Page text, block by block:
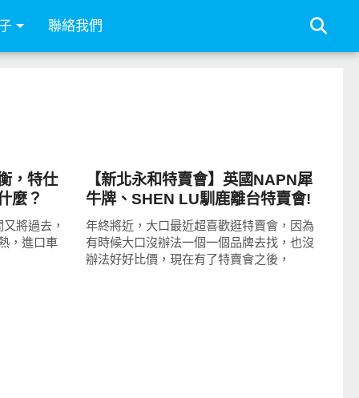
聯絡我們
，特仕
麼？
將過去，
，進口車
【新北永和特賣會】英國NAPN犀
牛牌、SHEN LU馴鹿離台特賣會!
MIT運動棉襪四雙98元!必敗的機能
外套下殺886元! 美式POLO衫296
元、厚棉格紋襯衫286元、刷毛帽
年終將近，大口最近超喜歡逛特賣會，因為
有時候大口沒辦法一個一個品牌去找，也沒
辦法好好比價，現在有了特賣會之後，